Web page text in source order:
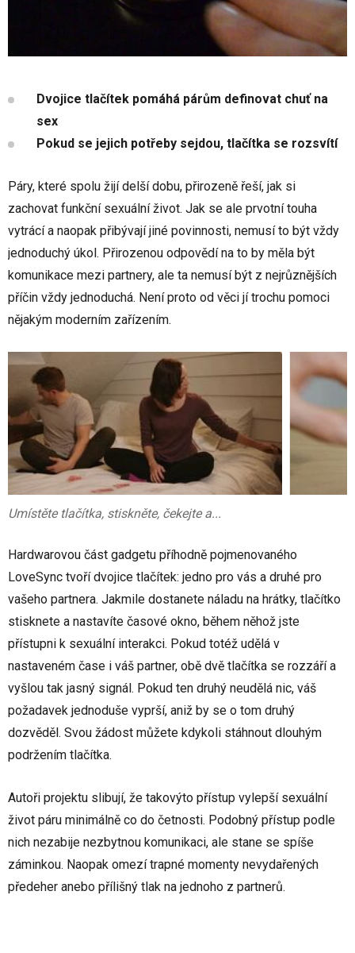
Dvojice tlačítek pomáhá párům definovat chuť na
sex
Pokud se jejich potřeby sejdou, tlačítka se rozsvítí
Páry, které spolu žijí delší dobu, přirozeně řeší, jak si
zachovat funkční sexuální život. Jak se ale prvotní touha
vytrácí a naopak přibývají jiné povinnosti, nemusí to být vždy
jednoduchý úkol. Přirozenou odpovědí na to by měla být
komunikace mezi partnery, ale ta nemusí být z nejrůznějších
příčin vždy jednoduchá. Není proto od věci jí trochu pomoci
nějakým moderním zařízením.
Umístěte tlačítka, stiskněte, čekejte a...
Hardwarovou část gadgetu příhodně pojmenovaného
LoveSync tvoří dvojice tlačítek: jedno pro vás a druhé pro
vašeho partnera. Jakmile dostanete náladu na hrátky, tlačítko
stisknete a nastavíte časové okno, během něhož jste
přístupni k sexuální interakci. Pokud totéž udělá v
nastaveném čase i váš partner, obě dvě tlačítka se rozzáří a
vyšlou tak jasný signál. Pokud ten druhý neudělá nic, váš
požadavek jednoduše vyprší, aniž by se o tom druhý
dozvěděl. Svou žádost můžete kdykoli stáhnout dlouhým
podržením tlačítka.
Autoři projektu slibují, že takovýto přístup vylepší sexuální
život páru minimálně co do četnosti. Podobný přístup podle
nich nezabije nezbytnou komunikaci, ale stane se spíše
záminkou. Naopak omezí trapné momenty nevydařených
předeher anebo přílišný tlak na jednoho z partnerů.